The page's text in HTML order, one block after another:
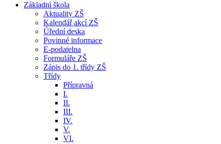
Základní škola
Aktuality ZŠ
Kalendář akcí ZŠ
Úřední deska
Povinné informace
E-podatelna
Formuláře ZŠ
Zápis do 1. třídy ZŠ
Třídy
Přípravná
I.
II.
III.
IV.
V.
VI.